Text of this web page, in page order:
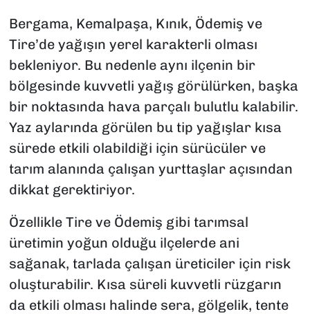
Bergama, Kemalpaşa, Kınık, Ödemiş ve
Tire’de yağışın yerel karakterli olması
bekleniyor. Bu nedenle aynı ilçenin bir
bölgesinde kuvvetli yağış görülürken, başka
bir noktasında hava parçalı bulutlu kalabilir.
Yaz aylarında görülen bu tip yağışlar kısa
sürede etkili olabildiği için sürücüler ve
tarım alanında çalışan yurttaşlar açısından
dikkat gerektiriyor.
Özellikle Tire ve Ödemiş gibi tarımsal
üretimin yoğun olduğu ilçelerde ani
sağanak, tarlada çalışan üreticiler için risk
oluşturabilir. Kısa süreli kuvvetli rüzgarın
da etkili olması halinde sera, gölgelik, tente